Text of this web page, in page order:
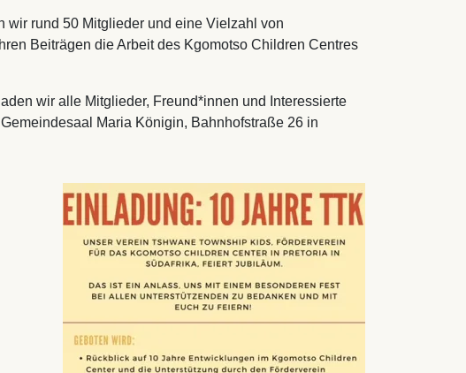
wir rund 50 Mitglieder und eine Vielzahl von
Beiträgen die Arbeit des Kgomotso Children Centres
wir alle Mitglieder, Freund*innen und Interessierte
Maria Königin, Bahnhofstraße 26 in
Image